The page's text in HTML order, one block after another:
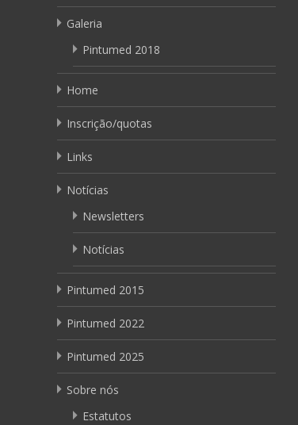
Galeria
Pintumed 2018
Home
Inscrição/quotas
Links
Notícias
Newsletters
Notícias
Pintumed 2015
Pintumed 2022
Pintumed 2025
Sobre nós
Estatutos